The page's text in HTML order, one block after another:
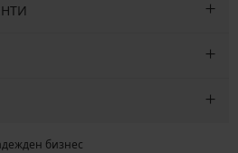
бизнес